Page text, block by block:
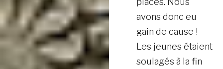
avons donc eu
gain de cause !
Les jeunes étaient
soulagés à la fin